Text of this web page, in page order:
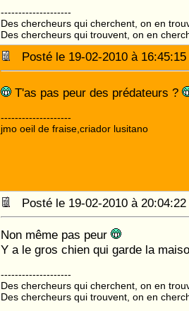
--------------------
Des chercheurs qui cherchent, on en
Des chercheurs qui trouvent, on en
Posté le 19-02-2010 à
T'as pas peur des prédateurs ?
--------------------
jmo oeil de fraise,criador lusitano
Posté le 19-02-2010 à
Non même pas peur
Y a le gros chien qui garde la
--------------------
Des chercheurs qui cherchent, on en
Des chercheurs qui trouvent, on en